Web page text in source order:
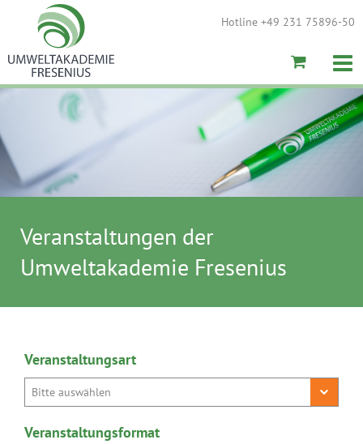
Hotline +49 231 75896-50
Veranstaltungen der
Umweltakademie Fresenius
Veranstaltungsart
Veranstaltungsformat